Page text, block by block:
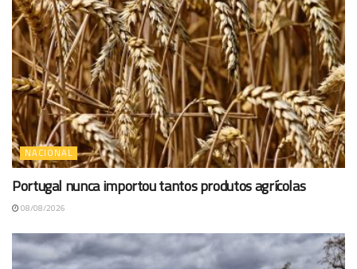
NACIONAL
Portugal nunca importou tantos produtos agrícolas
08/08/2026